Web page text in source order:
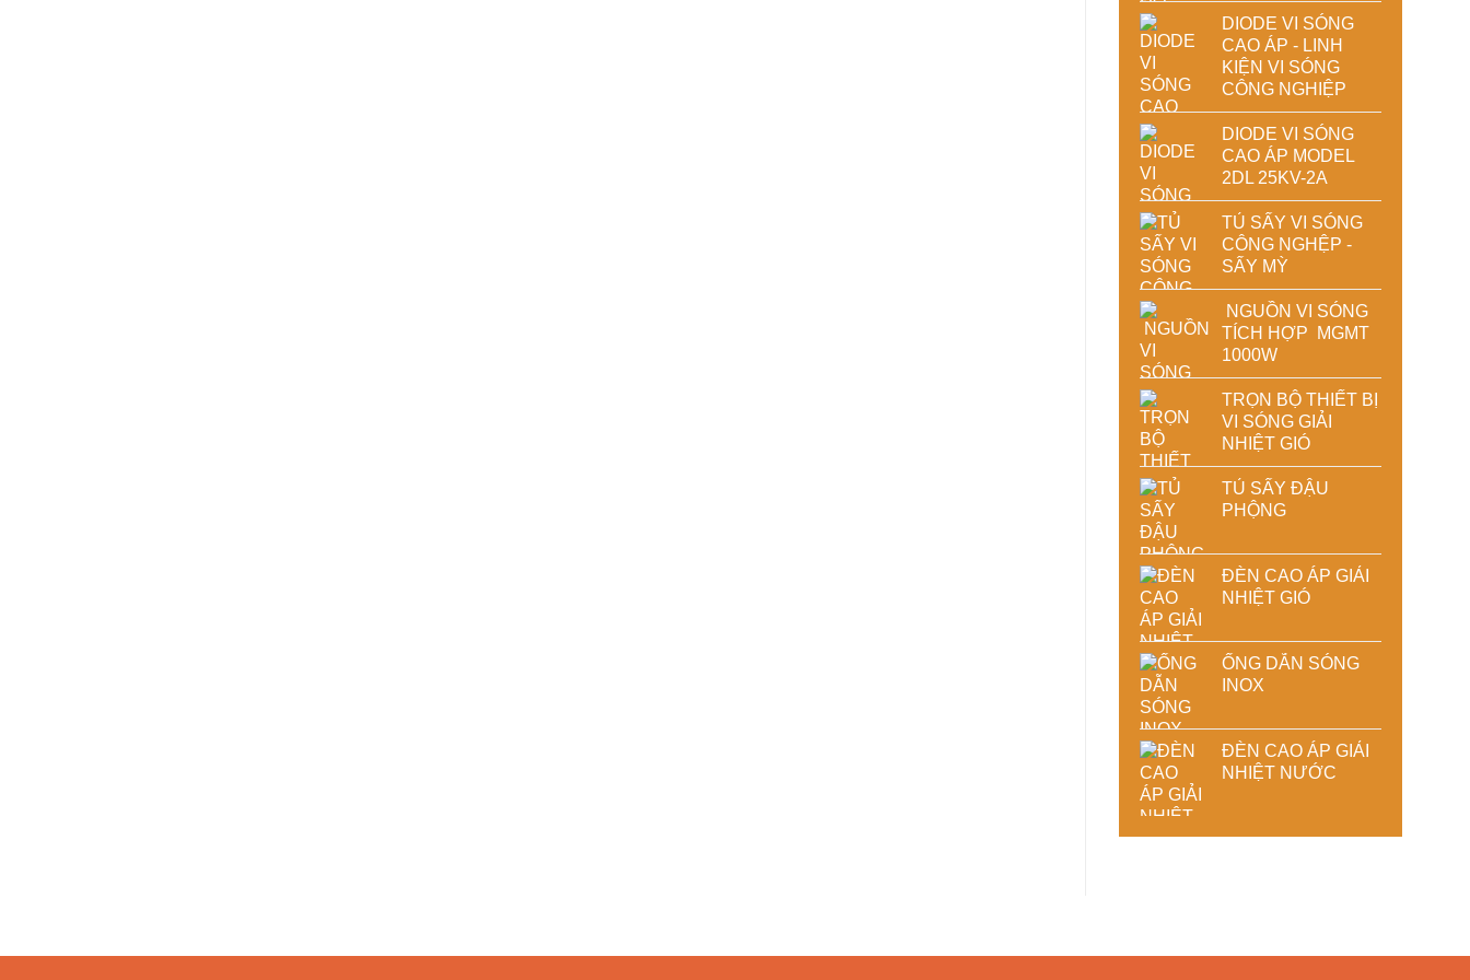
DIODE VI SÓNG
CAO ÁP - LINH
KIỆN VI SÓNG
CÔNG NGHIỆP
DIODE VI SÓNG
CAO ÁP MODEL
2DL 25KV-2A
TỦ SẤY VI SÓNG
CÔNG NGHỆP -
SẤY MỲ
NGUỒN VI SÓNG
TÍCH HỢP MGMT
1000W
TRỌN BỘ THIẾT BỊ
VI SÓNG GIẢI
NHIỆT GIÓ
TỦ SẤY ĐẬU
PHỘNG
ĐÈN CAO ÁP GIẢI
NHIỆT GIÓ
ỐNG DẪN SÓNG
INOX
ĐÈN CAO ÁP GIẢI
NHIỆT NƯỚC